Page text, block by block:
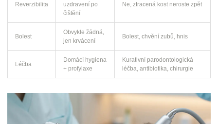
Reverzibilita
uzdravení po
čištění
Ne, ztracená kost neroste zpět
Bolest
Obvykle žádná,
jen krvácení
Bolest, chvění zubů, hnis
Léčba
Domácí hygiena
+ profylaxe
Kurativní parodontologická
léčba, antibiotika, chirurgie